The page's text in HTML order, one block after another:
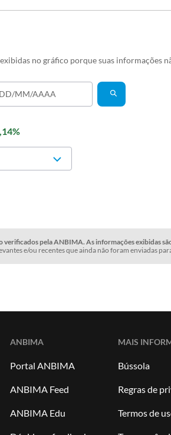
no gráfico porque suas informações
%
verificados pela ANBIMA. As informações exibidas
e/ou recentes que ainda não foram enviadas
ANBIMA
Portal ANBIMA
ANBIMA Feed
ANBIMA Edu
MAIS
Bússola
Regras de
Termos de